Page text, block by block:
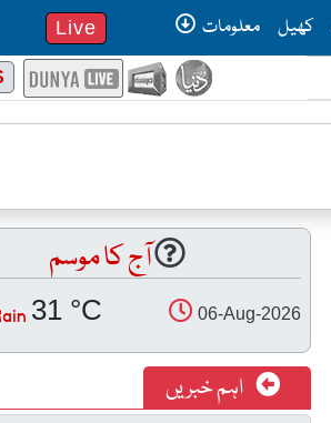
کھیل معلومات Live
آج کا موسم
06-Aug-2026
31 °C
اہم خبریں